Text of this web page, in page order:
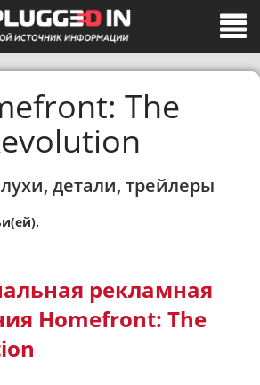
The
детали, трейлеры
рекламная
Homefront: The